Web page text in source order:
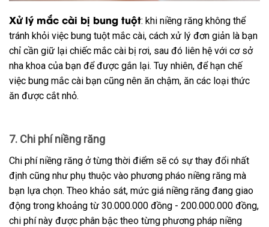
Xử lý mắc cài bị bung tuột: khi niềng răng không thể
tránh khỏi việc bung tuột mắc cài, cách xử lý đơn giản là bạn
chỉ cần giữ lại chiếc mắc cài bị rơi, sau đó liên hệ với cơ sở
nha khoa của bạn để được gắn lại. Tuy nhiên, để hạn chế
việc bung mắc cài bạn cũng nên ăn chậm, ăn các loại thức
ăn được cắt nhỏ.
7. Chi phí niềng răng
Chi phí niềng răng ở từng thời điểm sẽ có sự thay đổi nhất
định cũng như phụ thuộc vào phương pháo niềng răng mà
bạn lựa chọn. Theo khảo sát, mức giá niềng răng đang giao
động trong khoảng từ 30.000.000 đồng - 200.000.000 đồng,
chi phí này được phân bậc theo từng phương pháp niềng